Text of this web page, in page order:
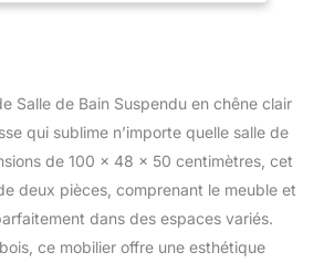
Montage suspendu |
Simple et rapide | Produit
robuste et durable ✅
robinets, bondes et
siphons standard
Salle de Bain Suspendu en chêne clair
qui sublime n’importe quelle salle de
de 100 x 48 x 50 centimètres, cet
deux pièces, comprenant le meuble et
dans des espaces variés.
ce mobilier offre une esthétique